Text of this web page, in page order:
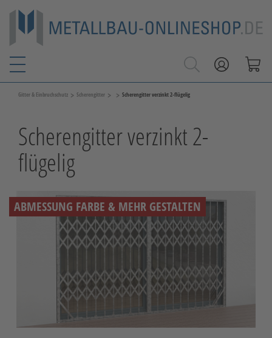
Gitter & Einbruchschutz > Scherengitter > > Scherengitter verzinkt 2-flügelig
Scherengitter verzinkt 2-
flügelig
ABMESSUNG FARBE & MEHR GESTALTEN